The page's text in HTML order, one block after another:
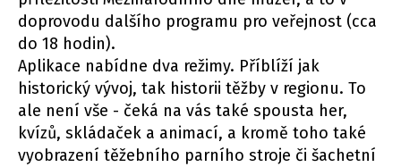
doprovodu dalšího programu pro veřejnost (cca
do 18 hodin).
Aplikace nabídne dva režimy. Příblíží jak
historický vývoj, tak historii těžby v regionu. To
ale není vše - čeká na vás také spousta her,
kvízů, skládaček a animací, a kromě toho také
vyobrazení těžebního parního stroje či šachetní